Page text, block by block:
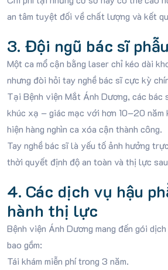
an tâm tuyệt đối về chất lượng và kết
3. Đội ngũ bác sĩ
Một ca mổ cận bằng laser chỉ kéo dài
nhưng đòi hỏi tay nghề bác sĩ cực kỳ
Tại Bệnh viện Mắt Ánh Dương, các bác
khúc xạ – giác mạc với hơn 10–20 năm
hiện hàng nghìn ca xóa cận thành công.
Tay nghề bác sĩ là yếu tố ảnh hưởng
thời quyết định độ an toàn và thị lực
4. Các dịch vụ hậu
hành thị lực
Bệnh viện Ánh Dương mang đến gói
bao gồm:
Tái khám miễn phí trong 3 năm.